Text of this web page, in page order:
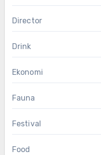
Director
Drink
Ekonomi
Fauna
Festival
Food